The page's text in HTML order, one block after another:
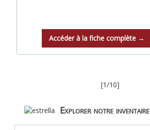
Accéder à la fiche complète →
[1/10]
Explorer notre inventaire